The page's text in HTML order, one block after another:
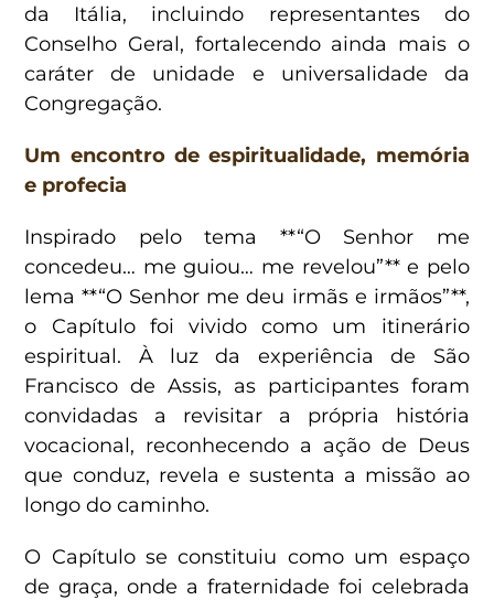
da Itália, incluindo representantes do
Conselho Geral, fortalecendo ainda mais o
caráter de unidade e universalidade da
Congregação.
Um encontro de espiritualidade, memória
e profecia
Inspirado pelo tema **“O Senhor me
concedeu… me guiou… me revelou”** e pelo
lema **“O Senhor me deu irmãs e irmãos”**,
o Capítulo foi vivido como um itinerário
espiritual. À luz da experiência de São
Francisco de Assis, as participantes foram
convidadas a revisitar a própria história
vocacional, reconhecendo a ação de Deus
que conduz, revela e sustenta a missão ao
longo do caminho.
O Capítulo se constituiu como um espaço
de graça, onde a fraternidade foi celebrada